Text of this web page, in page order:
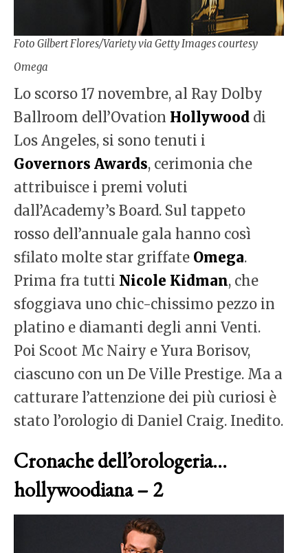
Foto Gilbert Flores/Variety via Getty Images courtesy
Omega
Lo scorso 17 novembre, al Ray Dolby
Ballroom dell’Ovation Hollywood di
Los Angeles, si sono tenuti i
Governors Awards, cerimonia che
attribuisce i premi voluti
dall’Academy’s Board. Sul tappeto
rosso dell’annuale gala hanno così
sfilato molte star griffate Omega.
Prima fra tutti Nicole Kidman, che
sfoggiava uno chic-chissimo pezzo in
platino e diamanti degli anni Venti.
Poi Scoot Mc Nairy e Yura Borisov,
ciascuno con un De Ville Prestige. Ma a
catturare l’attenzione dei più curiosi è
stato l’orologio di Daniel Craig. Inedito.
Cronache dell’orologeria…
hollywoodiana – 2